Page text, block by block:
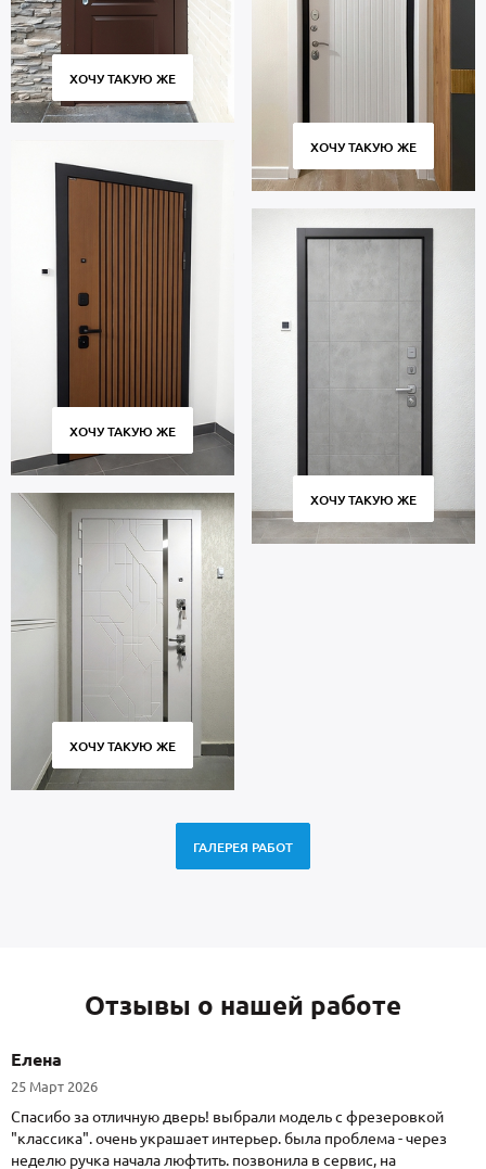
ХОЧУ ТАКУЮ ЖЕ
ХОЧУ ТАКУЮ ЖЕ
ХОЧУ ТАКУЮ ЖЕ
ХОЧУ ТАКУЮ ЖЕ
ХОЧУ ТАКУЮ ЖЕ
ГАЛЕРЕЯ РАБОТ
Отзывы о нашей работе
Елена
25 Март 2026
Спасибо за отличную дверь! выбрали модель с фрезеровкой
"классика". очень украшает интерьер. была проблема - через
неделю ручка начала люфтить. позвонила в сервис, на